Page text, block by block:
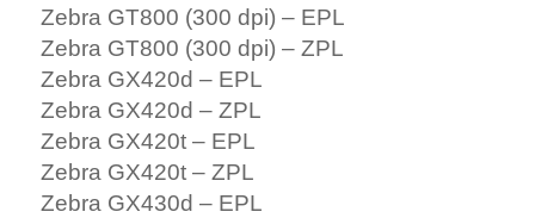
Zebra GT800 (300 dpi) – EPL
Zebra GT800 (300 dpi) – ZPL
Zebra GX420d – EPL
Zebra GX420d – ZPL
Zebra GX420t – EPL
Zebra GX420t – ZPL
Zebra GX430d – EPL